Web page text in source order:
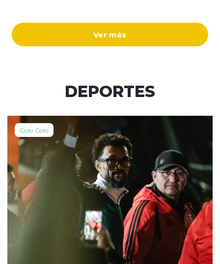
Ver más
DEPORTES
Colo Colo